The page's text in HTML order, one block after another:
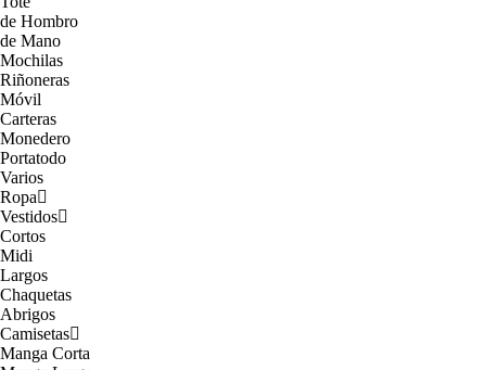
de Hombro
de Mano
Mochilas
Riñoneras
Móvil
Carteras
Monedero
Portatodo
Varios
Ropa
Vestidos
Cortos
Midi
Largos
Chaquetas
Abrigos
Camisetas
Manga Corta